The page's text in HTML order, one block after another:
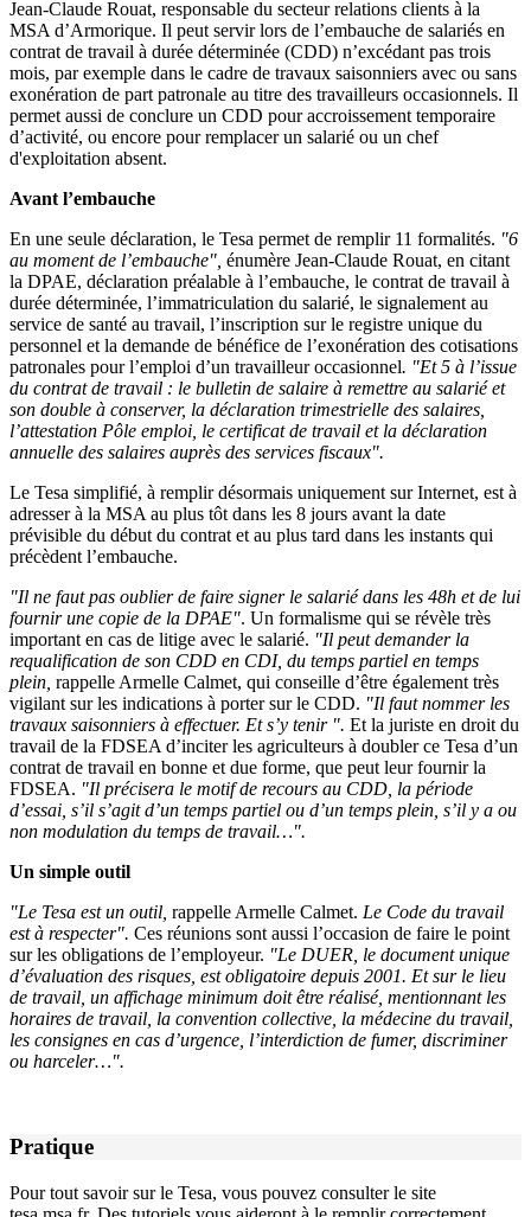
Jean-Claude Rouat, responsable du secteur relations clients à la
MSA d’Armorique. Il peut servir lors de l’embauche de salariés en
contrat de travail à durée déterminée (CDD) n’excédant pas trois
mois, par exemple dans le cadre de travaux saisonniers avec ou sans
exonération de part patronale au titre des travailleurs occasionnels. Il
permet aussi de conclure un CDD pour accroissement temporaire
d’activité, ou encore pour remplacer un salarié ou un chef
d'exploitation absent.
Avant l’embauche
En une seule déclaration, le Tesa permet de remplir 11 formalités. "6
au moment de l’embauche", énumère Jean-Claude Rouat, en citant
la DPAE, déclaration préalable à l’embauche, le contrat de travail à
durée déterminée, l’immatriculation du salarié, le signalement au
service de santé au travail, l’inscription sur le registre unique du
personnel et la demande de bénéfice de l’exonération des cotisations
patronales pour l’emploi d’un travailleur occasionnel. "Et 5 à l’issue
du contrat de travail : le bulletin de salaire à remettre au salarié et
son double à conserver, la déclaration trimestrielle des salaires,
l’attestation Pôle emploi, le certificat de travail et la déclaration
annuelle des salaires auprès des services fiscaux".
Le Tesa simplifié, à remplir désormais uniquement sur Internet, est à
adresser à la MSA au plus tôt dans les 8 jours avant la date
prévisible du début du contrat et au plus tard dans les instants qui
précèdent l’embauche.
"Il ne faut pas oublier de faire signer le salarié dans les 48h et de lui
fournir une copie de la DPAE". Un formalisme qui se révèle très
important en cas de litige avec le salarié. "Il peut demander la
requalification de son CDD en CDI, du temps partiel en temps
plein, rappelle Armelle Calmet, qui conseille d’être également très
vigilant sur les indications à porter sur le CDD. "Il faut nommer les
travaux saisonniers à effectuer. Et s’y tenir ". Et la juriste en droit du
travail de la FDSEA d’inciter les agriculteurs à doubler ce Tesa d’un
contrat de travail en bonne et due forme, que peut leur fournir la
FDSEA. "Il précisera le motif de recours au CDD, la période
d’essai, s’il s’agit d’un temps partiel ou d’un temps plein, s’il y a ou
non modulation du temps de travail…".
Un simple outil
"Le Tesa est un outil, rappelle Armelle Calmet. Le Code du travail
est à respecter". Ces réunions sont aussi l’occasion de faire le point
sur les obligations de l’employeur. "Le DUER, le document unique
d’évaluation des risques, est obligatoire depuis 2001. Et sur le lieu
de travail, un affichage minimum doit être réalisé, mentionnant les
horaires de travail, la convention collective, la médecine du travail,
les consignes en cas d’urgence, l’interdiction de fumer, discriminer
ou harceler…".
Pratique
Pour tout savoir sur le Tesa, vous pouvez consulter le site